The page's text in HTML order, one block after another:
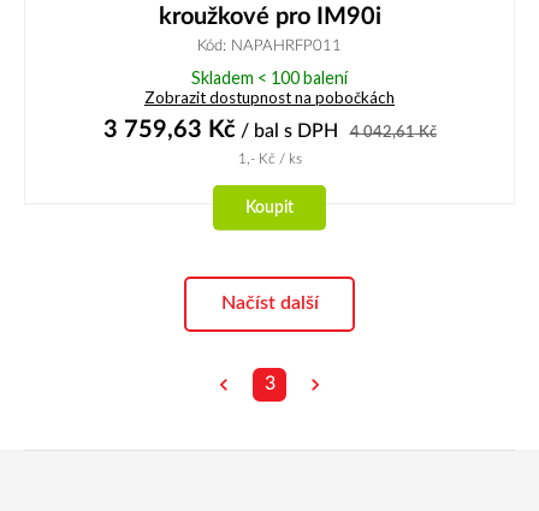
kroužkové pro IM90i
Kód: NAPAHRFP011
Skladem < 100 balení
Zobrazit dostupnost na pobočkách
3 759,63 Kč/ bal s DPH 4 042,61Kč
1,-Kč / ks
Koupit
Načíst další
3